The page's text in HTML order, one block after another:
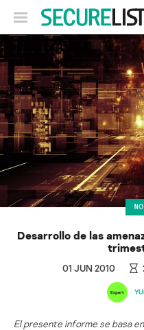
Desarrollo de las
01 JUN 2010
El presente informe se basa